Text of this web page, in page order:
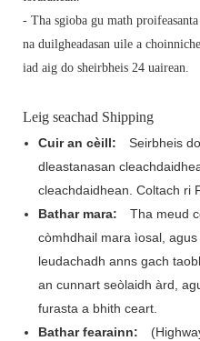
- Tha sgioba gu math
na duilgheadasan uile a
iad aig do sheirbheis 24 uairean.
Leig seachad Shipping
Cuir an cèill:
Seirbheis
dleastanasan
cleachdaidhean. Coltach ri
Bathar mara:
Tha meud
còmhdhail mara ìosal, agus
leudachadh anns gach
an cunnart seòlaidh àrd,
furasta a bhith ceart.
Bathar fearainn: